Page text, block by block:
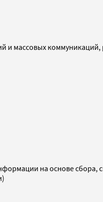
и массовых
на основе сбора,